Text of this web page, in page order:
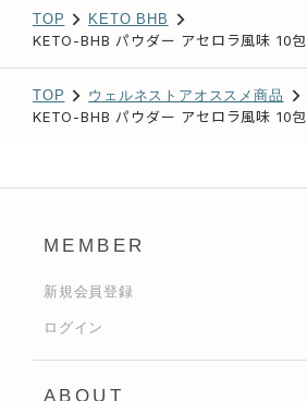
TOP KETO BHB
KETO-BHB パウダー アセロラ風味 10包
TOP ウェルネストアオススメ商品
KETO-BHB パウダー アセロラ風味 10包
MEMBER
新規会員登録
ログイン
ABOUT